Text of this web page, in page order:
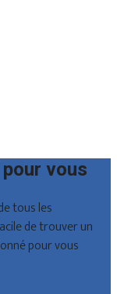
vous
tous les
de trouver un
pour vous